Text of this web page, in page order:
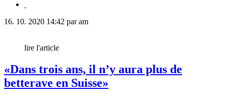
16. 10. 2020 14:42 par am
lire l'article
«Dans trois ans, il n’y aura plus de
betterave en Suisse»